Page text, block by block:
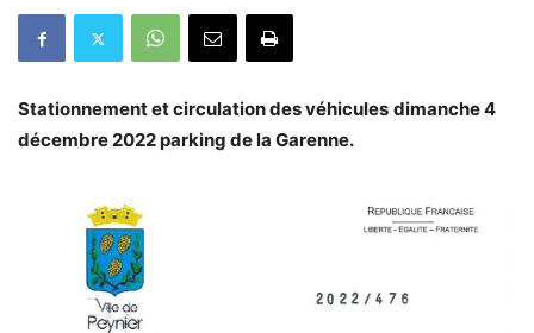
Stationnement et circulation des véhicules dimanche 4
décembre 2022 parking de la Garenne.